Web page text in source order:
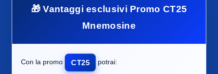
🎁 Vantaggi esclusivi Promo CT25
Mnemosine
Con la promo CT25 potrai: